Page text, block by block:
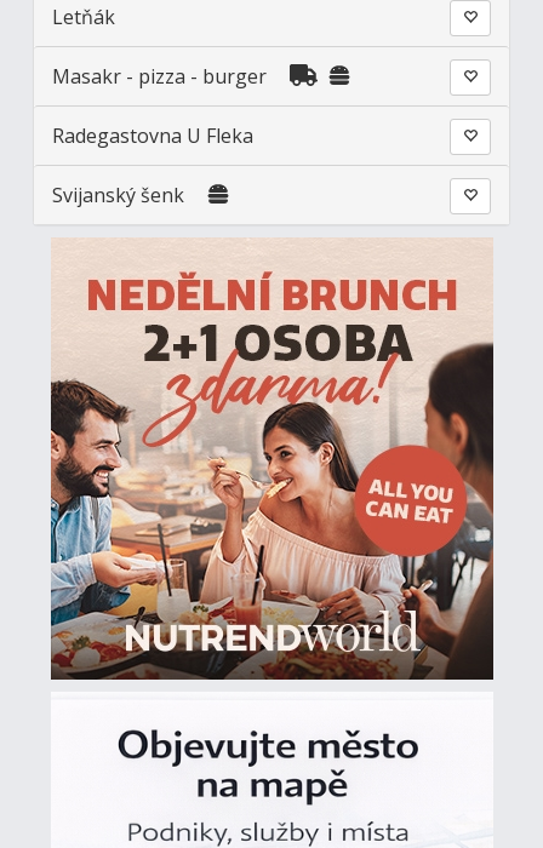
Letňák
Masakr - pizza - burger
Radegastovna U Fleka
Svijanský šenk